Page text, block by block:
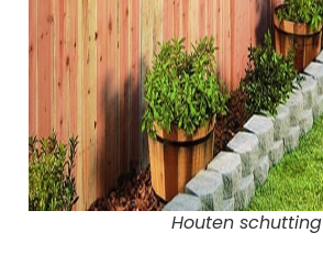
Houten schutting